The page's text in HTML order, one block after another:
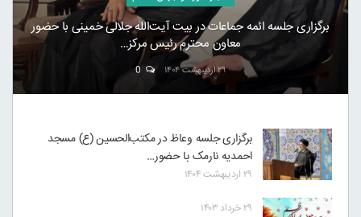
برگزاری جلسه ائمه جماعات در بیت آیت‌الله جلالی خمینی با حضور
معاون محترم رئیس مرکز…
۲۹ اردیبهشت ۱۴۰۴
برگزاری جلسه وعاظ در مکتب‌الحسین (ع) مسجد
احمدیه نارمک با حضور…
۲۹ اردیبهشت ۱۴۰۴
۲۹ خرداد ۱۴۰۳